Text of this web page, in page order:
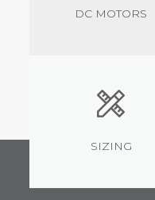
DC MOTORS
SIZING